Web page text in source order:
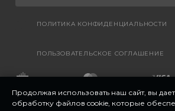
ПОЛИТИКА КОНФИДЕНЦИАЛЬНОСТИ
ПОЛЬЗОВАТЕЛЬСКОЕ СОГЛАШЕНИЕ
Продолжая использовать наш сайт, вы
обработку файлов cookie, которые